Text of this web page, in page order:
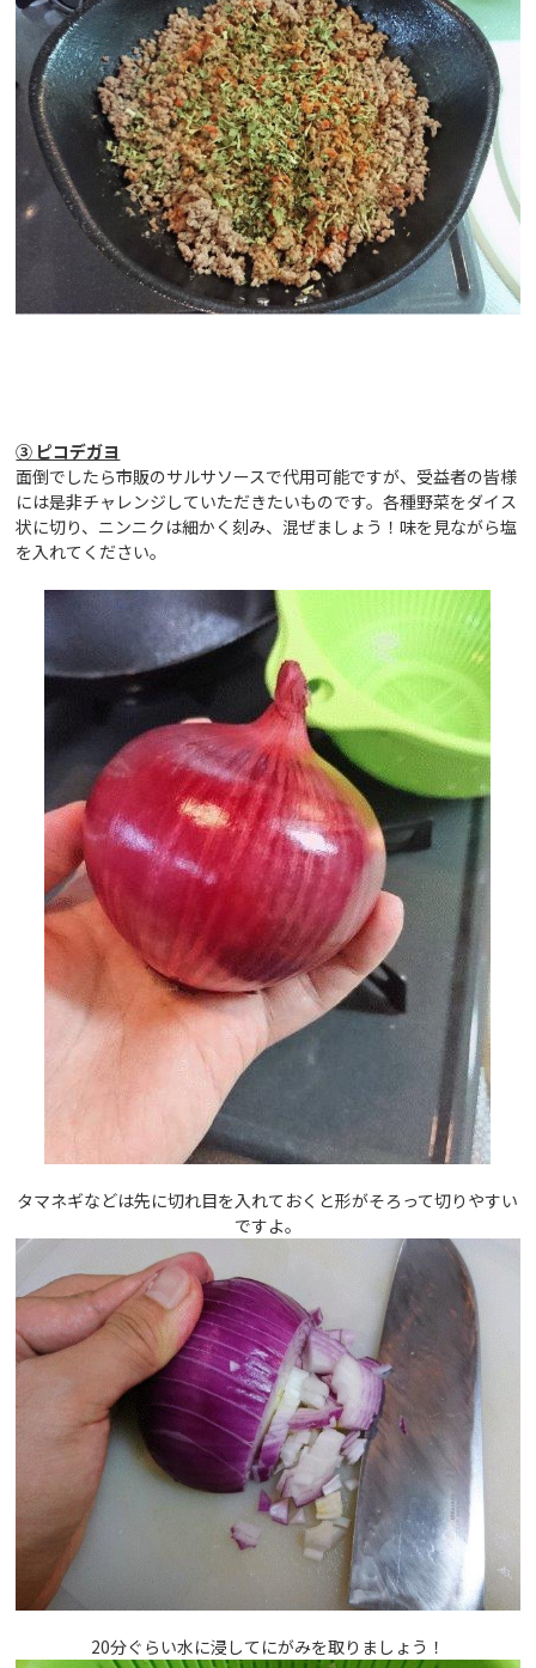
③ ピコデガヨ
面倒でしたら市販のサルサソースで代用可能ですが、受益者の皆様
には是非チャレンジしていただきたいものです。各種野菜をダイス
状に切り、ニンニクは細かく刻み、混ぜましょう！味を見ながら塩
を入れてください。
タマネギなどは先に切れ目を入れておくと形がそろって切りやすい
ですよ。
20分ぐらい水に浸してにがみを取りましょう！